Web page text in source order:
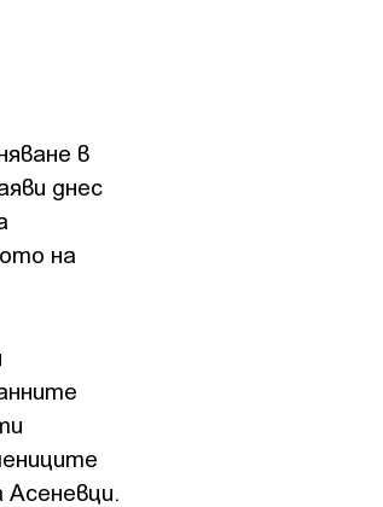
в
днес
на
Асеневци.